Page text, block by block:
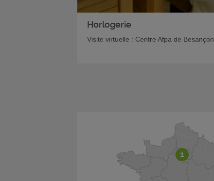
Horlogerie
Visite virtuelle : Centre Afpa de Besançon
1